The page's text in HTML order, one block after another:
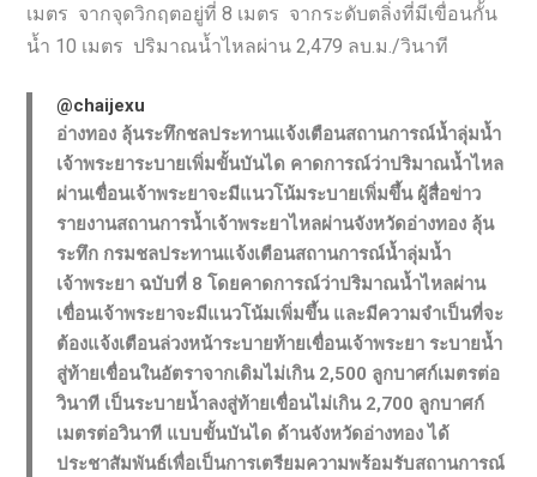
เมตร จากจุดวิกฤตอยู่ที่ 8 เมตร จากระดับตลิ่งที่มีเขื่อนกั้น
น้ำ 10 เมตร ปริมาณน้ำไหลผ่าน 2,479 ลบ.ม./วินาที
@chaijexu
อ่างทอง ลุ้นระทึกชลประทานแจ้งเตือนสถานการณ์น้ำลุ่มน้ำ
เจ้าพระยาระบายเพิ่มขั้นบันได คาดการณ์ว่าปริมาณน้ำไหล
ผ่านเขื่อนเจ้าพระยาจะมีแนวโน้มระบายเพิ่มขึ้น ผู้สื่อข่าว
รายงานสถานการน้ำเจ้าพระยาไหลผ่านจังหวัดอ่างทอง ลุ้น
ระทึก กรมชลประทานแจ้งเตือนสถานการณ์น้ำลุ่มน้ำ
เจ้าพระยา ฉบับที่ 8 โดยคาดการณ์ว่าปริมาณน้ำไหลผ่าน
เขื่อนเจ้าพระยาจะมีแนวโน้มเพิ่มขึ้น และมีความจำเป็นที่จะ
ต้องแจ้งเตือนล่วงหน้าระบายท้ายเขื่อนเจ้าพระยา ระบายน้ำ
สู่ท้ายเขื่อนในอัตราจากเดิมไม่เกิน 2,500 ลูกบาศก์เมตรต่อ
วินาที เป็นระบายน้ำลงสู่ท้ายเขื่อนไม่เกิน 2,700 ลูกบาศก์
เมตรต่อวินาที แบบขั้นบันได ด้านจังหวัดอ่างทอง ได้
ประชาสัมพันธ์เพื่อเป็นการเตรียมความพร้อมรับสถานการณ์